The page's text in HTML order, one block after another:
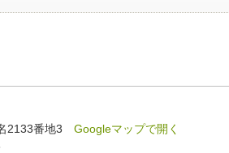
2133番地3
Googleマップで開く